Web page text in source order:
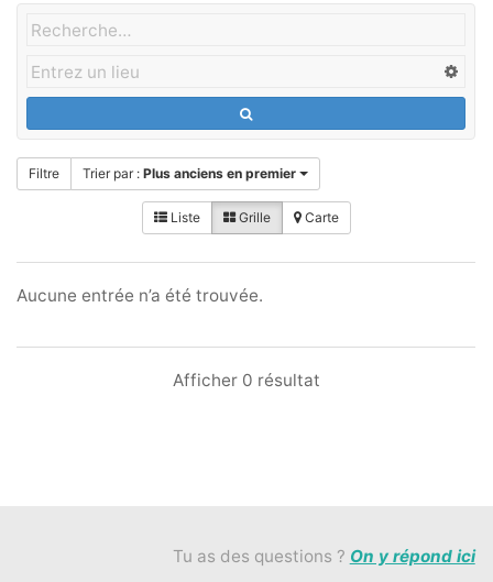
Filtre Trier par :Plus anciens en premier
Liste Grille Carte
Aucune entrée n’a été trouvée.
Afficher 0 résultat
Tu as des questions ? On y répond ici